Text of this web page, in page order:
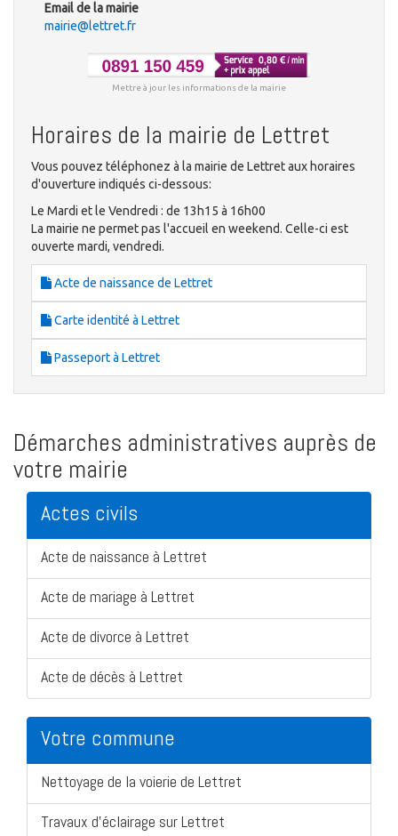
Email de la mairie
mairie@lettret.fr
Mettre à jour les informations de la mairie
Horaires de la mairie de Lettret
Vous pouvez téléphonez à la mairie de Lettret aux horaires
d'ouverture indiqués ci-dessous:
Le Mardi et le Vendredi : de 13h15 à 16h00
La mairie ne permet pas l'accueil en weekend. Celle-ci est
ouverte mardi, vendredi.
Acte de naissance de Lettret
Carte identité à Lettret
Passeport à Lettret
Démarches administratives auprès de
votre mairie
Actes civils
Acte de naissance à Lettret
Acte de mariage à Lettret
Acte de divorce à Lettret
Acte de décès à Lettret
Votre commune
Nettoyage de la voierie de Lettret
Travaux d'éclairage sur Lettret